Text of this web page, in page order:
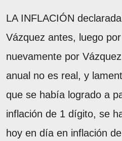
LA INFLACIÓN
Vázquez antes, luego
nuevamente por
anual no es real, y
que se había logrado a
inflación de 1 dígito, se
hoy en día en inflación